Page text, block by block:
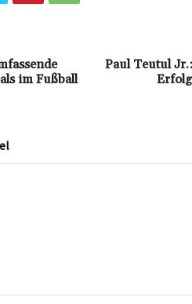
im Fußball
Paul Teutul